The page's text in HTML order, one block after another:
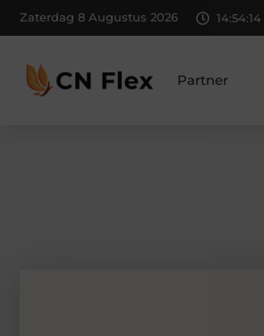
Zaterdag 8 Augustus 2026 14:54:15
Partner